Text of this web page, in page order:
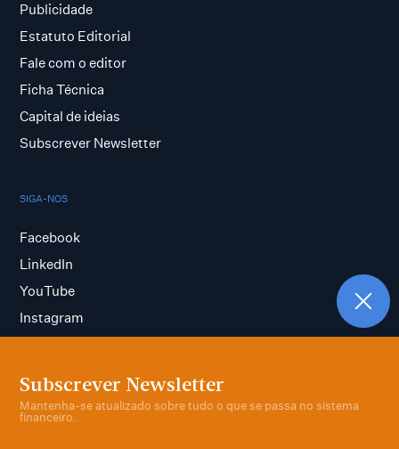
Subscrever Newsletter
Mantenha-se atualizado sobre tudo o que se passa no sistema
financeiro.
Publicidade
Estatuto Editorial
Fale com o editor
Ficha Técnica
Capital de ideias
Subscrever Newsletter
SIGA-NOS
Facebook
LinkedIn
YouTube
Instagram
Termos e condições
Política de privacidade